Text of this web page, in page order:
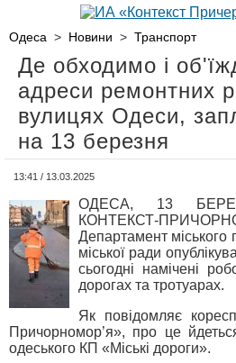
Одеса > Новини > Транспорт
Де обходимо і
адреси ремонтних
вулицях Одеси,
на 13 березня
13:41 / 13.03.2025
ОДЕСА, 13
КОНТЕКСТ-
Департамент міського
міської ради
сьогодні намічені
дорогах та тротуарах.
Як повідомляє
Причорномор’я», про це
одеського КП «Міські дороги».